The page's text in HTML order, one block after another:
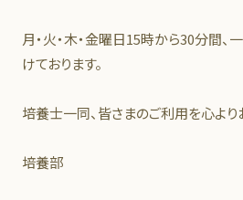
月・火・木・金曜日15時から30分間
けております。
培養士一同、皆さまのご利用を心より
培養部